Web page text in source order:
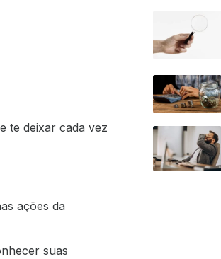
te deixar cada vez
ações da
suas